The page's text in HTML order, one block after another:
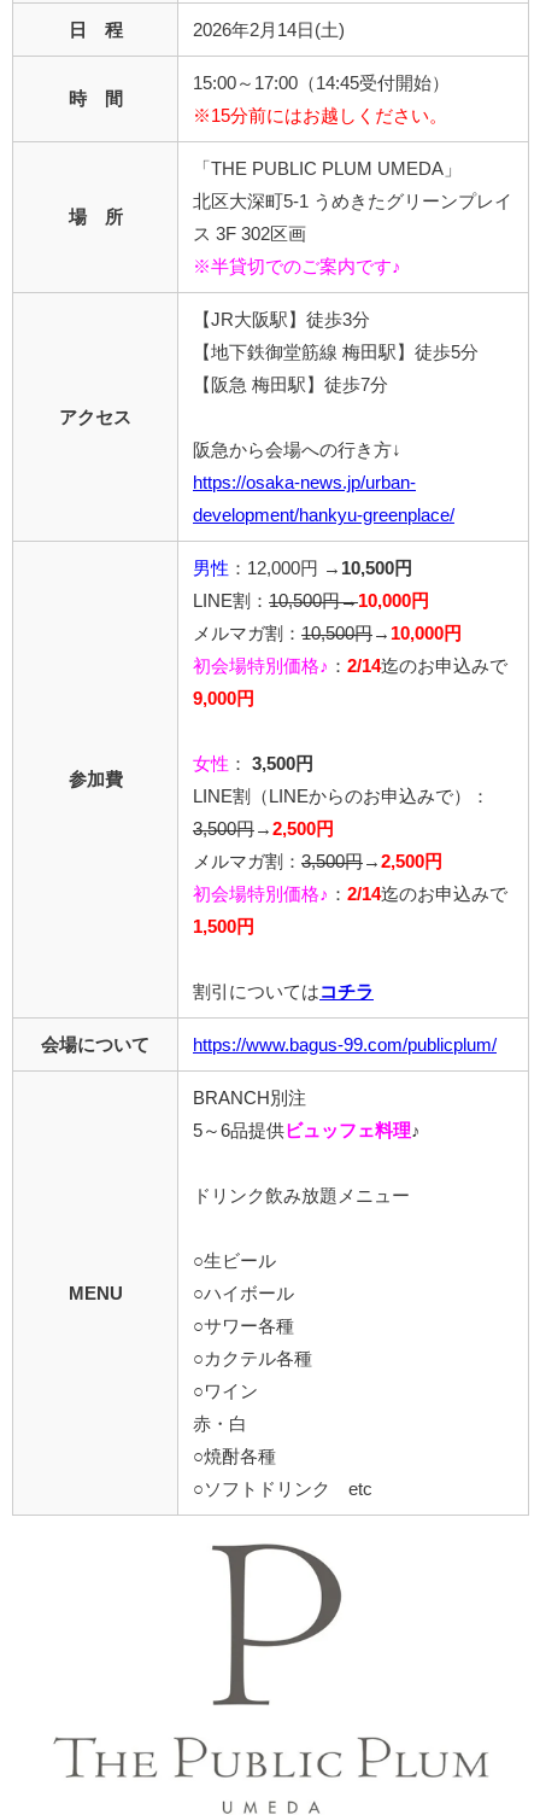
日 程 2026年2月14日(土)
時 間
15:00～17:00（14:45受付開始）
※15分前にはお越しください。
場 所
「THE PUBLIC PLUM UMEDA」
北区大深町5-1 うめきたグリーンプレイ
ス 3F 302区画
※半貸切でのご案内です♪
アクセス
【JR大阪駅】徒歩3分
【地下鉄御堂筋線 梅田駅】徒歩5分
【阪急 梅田駅】徒歩7分
阪急から会場への行き方↓
https://osaka-news.jp/urban-
development/hankyu-greenplace/
参加費
男性 ：12,000円 → 10,500円
LINE割： 10,500円→10,000円
メルマガ割： 10,500円 → 10,000円
初会場特別価格♪ ： 2/14迄のお申込みで
9,000円
女性 ：
3,500円
LINE割
（LINEからのお申込みで）
：
3,500円 → 2,500円
メルマガ割： 3,500円 → 2,500円
初会場特別価格♪ ： 2/14迄のお申込みで
1,500円
割引については コチラ
会場について https://www.bagus-99.com/publicplum/
MENU
BRANCH別注
5～6品提供 ビュッフェ料理 ♪
ドリンク飲み放題メニュー
○生ビール
○ハイボール
○サワー各種
○カクテル各種
○ワイン
赤・白
○焼酎各種
○ソフトドリンク etc